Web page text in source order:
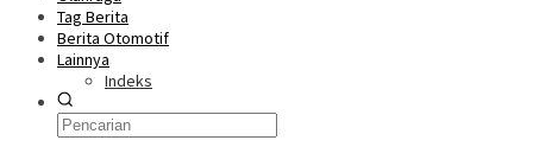
Tag Berita
Berita Otomotif
Lainnya
Indeks